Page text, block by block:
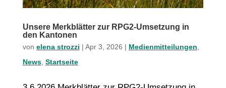
Unsere Merkblätter zur RPG2-Umsetzung in
den Kantonen
von elena strozzi | Apr 3, 2026 | Medienmitteilungen
News, Startseite